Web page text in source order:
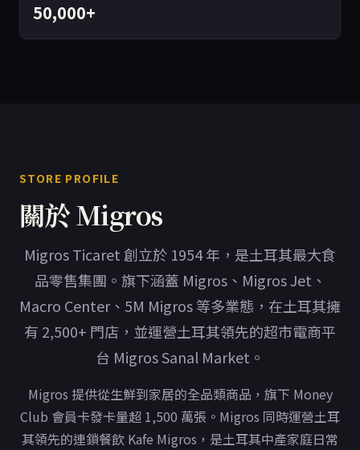
50,000+
STORE PROFILE
關於 Migros
Migros Ticaret 創立於 1954 年，是土耳其最大食
品零售集團。旗下涵蓋 Migros、Migros Jet、
Macro Center、5M Migros 等多業態，在土耳其擁
有 2,500+ 門店，並運營土耳其領先的超市電商平
台 Migros Sanal Market。
Migros 提供從生鮮到家居的全品類商品，旗下 Money
Club 會員卡發卡量超 1,500 萬張。Migros 同時運營土耳
其領先的連鎖餐飲 Kafe Migros，是土耳其中產家庭日常